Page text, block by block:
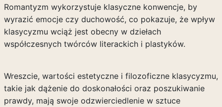
Romantyzm wykorzystuje klasyczne konwencje, by
wyrazić emocje czy duchowość, co pokazuje, że wpływ
klasycyzmu wciąż jest obecny w dziełach
współczesnych twórców literackich i plastyków.
Wreszcie, wartości estetyczne i filozoficzne klasycyzmu,
takie jak dążenie do doskonałości oraz poszukiwanie
prawdy, mają swoje odzwierciedlenie w sztuce